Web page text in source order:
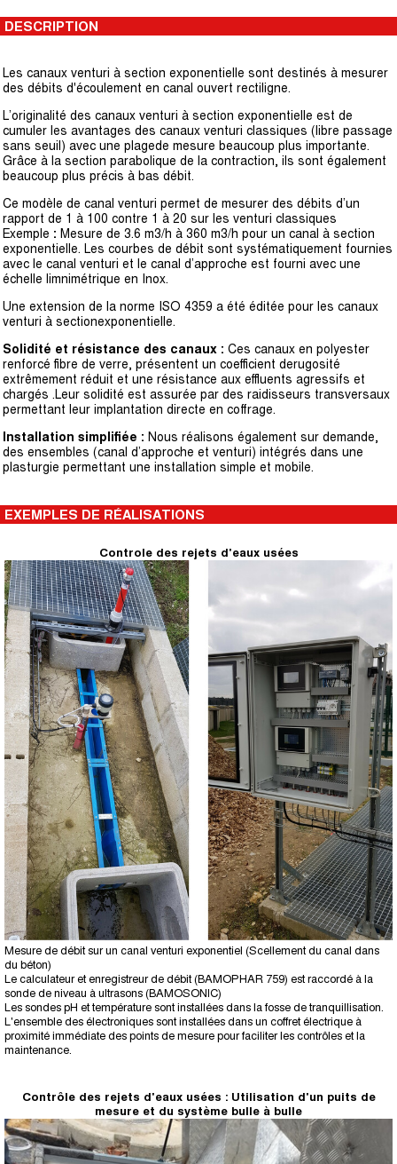
DESCRIPTION
Les canaux venturi à section exponentielle sont destinés à mesurer
des débits d'écoulement en canal ouvert rectiligne.
L’originalité des canaux venturi à section exponentielle est de
cumuler les avantages des canaux venturi classiques (libre passage
sans seuil) avec une plagede mesure beaucoup plus importante.
Grâce à la section parabolique de la contraction, ils sont également
beaucoup plus précis à bas débit.
Ce modèle de canal venturi permet de mesurer des débits d’un
rapport de 1 à 100 contre 1 à 20 sur les venturi classiques
Exemple : Mesure de 3.6 m3/h à 360 m3/h pour un canal à section
exponentielle. Les courbes de débit sont systématiquement fournies
avec le canal venturi et le canal d’approche est fourni avec une
échelle limnimétrique en Inox.
Une extension de la norme ISO 4359 a été éditée pour les canaux
venturi à sectionexponentielle.
Solidité et résistance des canaux : Ces canaux en polyester
renforcé fibre de verre, présentent un coefficient derugosité
extrêmement réduit et une résistance aux effluents agressifs et
chargés .Leur solidité est assurée par des raidisseurs transversaux
permettant leur implantation directe en coffrage.
Installation simplifiée : Nous réalisons également sur demande,
des ensembles (canal d’approche et venturi) intégrés dans une
plasturgie permettant une installation simple et mobile.
EXEMPLES DE RÉALISATIONS
Controle des rejets d'eaux usées
Mesure de débit sur un canal venturi exponentiel (Scellement du canal dans
du béton)
Le calculateur et enregistreur de débit (BAMOPHAR 759) est raccordé à la
sonde de niveau à ultrasons (BAMOSONIC)
Les sondes pH et température sont installées dans la fosse de tranquillisation.
L'ensemble des électroniques sont installées dans un coffret électrique à
proximité immédiate des points de mesure pour faciliter les contrôles et la
maintenance.
Contrôle des rejets d'eaux usées : Utilisation d'un puits de
mesure et du système bulle à bulle